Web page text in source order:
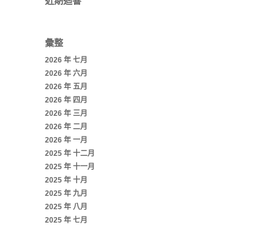
彙整
2026 年 七月
2026 年 六月
2026 年 五月
2026 年 四月
2026 年 三月
2026 年 二月
2026 年 一月
2025 年 十二月
2025 年 十一月
2025 年 十月
2025 年 九月
2025 年 八月
2025 年 七月